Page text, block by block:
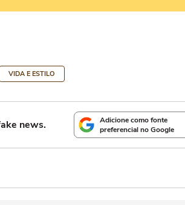
VIDA E ESTILO
news.
Adicione como fonte
preferencial no Google